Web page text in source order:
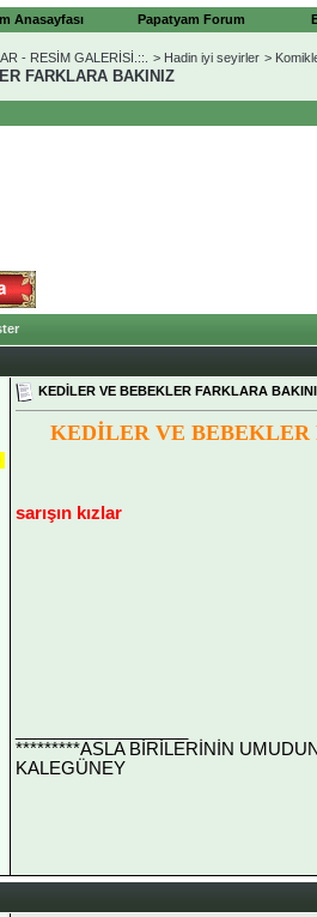
Anasayfası Papatyam Forum
- RESİM GALERİSİ.::. > Hadin iyi seyirler >
FARKLARA BAKINIZ
KEDİLER VE BEBEKLER FARKLARA
KEDİLER VE
sarışın kızlar
*********ASLA BİRİLERİNİN
KALEGÜNEY